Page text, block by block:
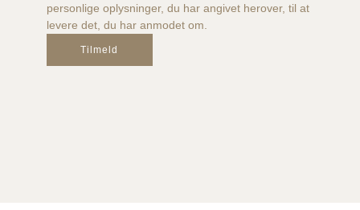
personlige oplysninger, du har angivet herover, til at
levere det, du har anmodet om.